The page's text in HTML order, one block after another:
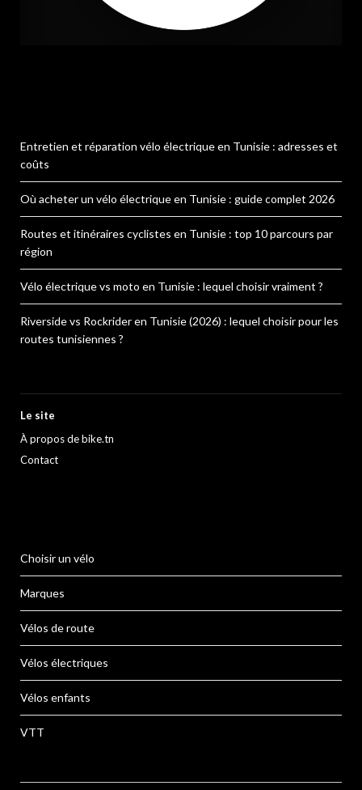
Entretien et réparation vélo électrique en Tunisie : adresses et
coûts
Où acheter un vélo électrique en Tunisie : guide complet 2026
Routes et itinéraires cyclistes en Tunisie : top 10 parcours par
région
Vélo électrique vs moto en Tunisie : lequel choisir vraiment ?
Riverside vs Rockrider en Tunisie (2026) : lequel choisir pour les
routes tunisiennes ?
Le site
À propos de bike.tn
Contact
Choisir un vélo
Marques
Vélos de route
Vélos électriques
Vélos enfants
VTT